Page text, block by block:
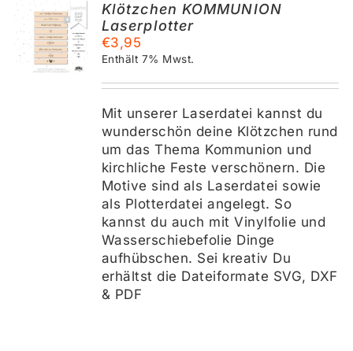
Klötzchen KOMMUNION
Laserplotter
€3,95
Enthält 7% Mwst.
Mit unserer Laserdatei kannst du
wunderschön deine Klötzchen rund
um das Thema Kommunion und
kirchliche Feste verschönern. Die
Motive sind als Laserdatei sowie
als Plotterdatei angelegt. So
kannst du auch mit Vinylfolie und
Wasserschiebefolie Dinge
aufhübschen. Sei kreativ Du
erhältst die Dateiformate SVG, DXF
& PDF